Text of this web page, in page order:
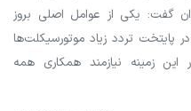
گفت: یکی از عوامل اصلی بروز
پایتخت تردد زیاد موتورسیکلت‌ها
زمینه نیازمند همکاری همه